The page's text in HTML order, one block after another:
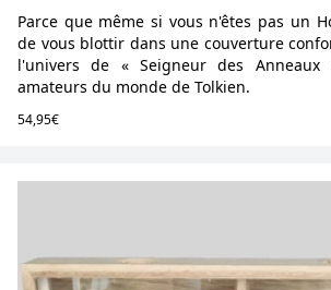
Parce que même si vous n'êtes pas un
de vous blottir dans une couverture
l'univers de « Seigneur des
amateurs du monde de Tolkien.
54,95€